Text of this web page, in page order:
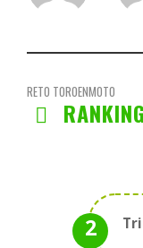
RETO TOROENMOTO